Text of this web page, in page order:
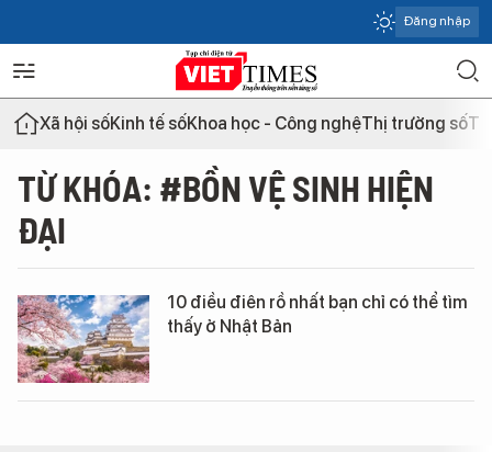
Đăng nhập
Xã hội sốKinh tế sốKhoa học - Công nghệThị trường số
TỪ KHÓA: #BỒN VỆ SINH HIỆN
ĐẠI
10 điều điên rồ nhất bạn chỉ có thể tìm
thấy ở Nhật Bản